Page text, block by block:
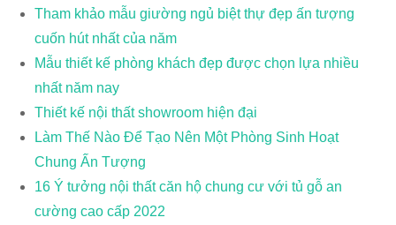
Tham khảo mẫu giường ngủ biệt thự đẹp ấn tượng
cuốn hút nhất của năm
Mẫu thiết kế phòng khách đẹp được chọn lựa nhiều
nhất năm nay
Thiết kế nội thất showroom hiện đại
Làm Thế Nào Để Tạo Nên Một Phòng Sinh Hoạt
Chung Ấn Tượng
16 Ý tưởng nội thất căn hộ chung cư với tủ gỗ an
cường cao cấp 2022